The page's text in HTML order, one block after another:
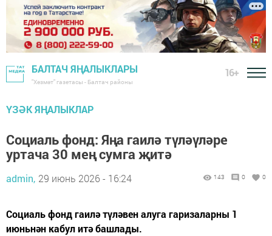
БАЛТАЧ ЯҢАЛЫКЛАРЫ
"Хезмәт" газетасы - Балтач районы
16+
ҮЗӘК ЯҢАЛЫКЛАР
Социаль фонд: Яңа гаилә түләүләре
уртача 30 мең сумга җитә
admin, 29 июнь 2026 - 16:24 143 0 0
Социаль фонд гаилә түләвен алуга гаризаларны 1
июньнән кабул итә башлады.